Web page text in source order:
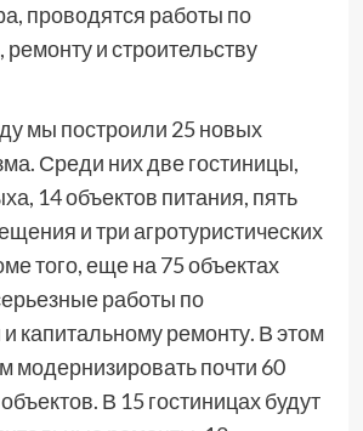
проводятся работы по
и строительству
мы построили 25 новых
Среди них две гостиницы,
14 объектов питания, пять
и три агротуристических
того, еще на 75 объектах
работы по
и капитальному ремонту. В этом
модернизировать почти 60
В 15 гостиницах будут